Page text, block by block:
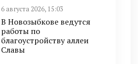
6 августа 2026, 15:03
В Новозыбкове ведутся
работы по
благоустройству аллеи
Славы